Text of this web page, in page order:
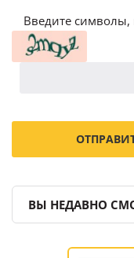
Введите символы,
ВЫ НЕДАВНО